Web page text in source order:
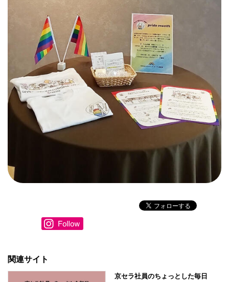
関連サイト
京セラ社員のちょっとした毎日